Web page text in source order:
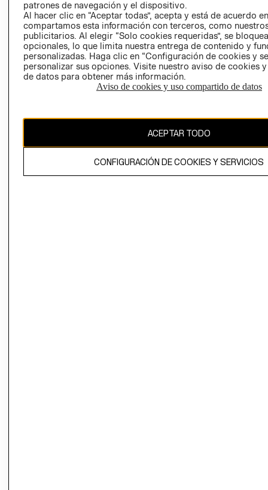
PRIVACIDAD
GIFT CARD
AVISO DE
COOKIES
Uruguay ($U)
patrones de navegación y el dispositivo.
Al hacer clic en “Aceptar todas”, acepta y está de acuerdo
compartamos esta información con terceros, como
publicitarios. Al elegir “Solo cookies requeridas”, se
opcionales, lo que limita nuestra entrega de contenido y
personalizadas. Haga clic en “Configuración de cookies y
personalizar sus opciones. Visite nuestro aviso de cookies
de datos para obtener más información.
Aviso de cookies y uso compartido de datos
ACEPTAR TODO
CONFIGURACIÓN DE COOKIES Y SERVICIOS